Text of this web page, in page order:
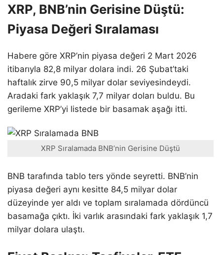
XRP, BNB’nin Gerisine Düştü:
Piyasa Değeri Sıralaması
Habere göre XRP’nin piyasa değeri 2 Mart 2026
itibarıyla 82,8 milyar dolara indi. 26 Şubat’taki
haftalık zirve 90,5 milyar dolar seviyesindeydi.
Aradaki fark yaklaşık 7,7 milyar doları buldu. Bu
gerileme XRP’yi listede bir basamak aşağı itti.
XRP Sıralamada BNB’nin Gerisine Düştü
BNB tarafında tablo ters yönde seyretti. BNB’nin
piyasa değeri aynı kesitte 84,5 milyar dolar
düzeyinde yer aldı ve toplam sıralamada dördüncü
basamağa çıktı. İki varlık arasındaki fark yaklaşık 1,7
milyar dolara ulaştı.